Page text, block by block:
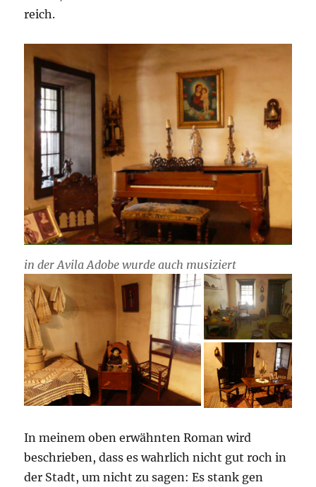
reich.
in der Avila Adobe wurde auch musiziert
In meinem oben erwähnten Roman wird
beschrieben, dass es wahrlich nicht gut roch in
der Stadt, um nicht zu sagen: Es stank gen